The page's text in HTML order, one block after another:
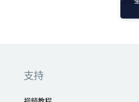
支持